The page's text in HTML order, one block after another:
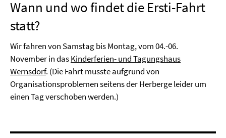
Wann und wo findet die Ersti-Fahrt
statt?
Wir fahren von Samstag bis Montag, vom 04.-06.
November in dasKinderferien- und Tagungshaus
Wernsdorf. (Die Fahrt musste aufgrund von
Organisationsproblemen seitens der Herberge leider um
einen Tag verschoben werden.)